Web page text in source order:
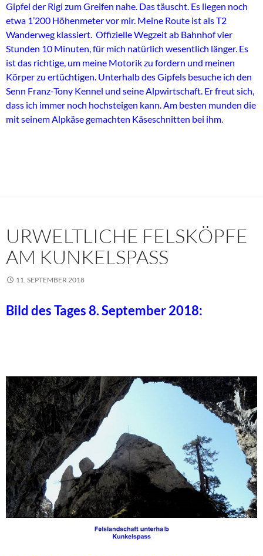
Gipfel der Rigi zum Greifen nahe. Das täuscht. Es liegen noch
etwa 1’200 Höhenmeter vor mir. Meine Route ist als T2
Wanderweg klassiert. Offizielle Wegzeit ab Bahnhof vier
Stunden 10 Minuten, für mich natürlich wesentlich länger. Es
ist das richtige, um meine Motorik zu fordern und meinen
Körper zu ertüchtigen. Unterhalb des Gipfels besuche ich den
Senn Franz-Tony Kennel und seine Alpwirtschaft. Er freut sich,
dass ich immer noch hochsteigen kann. Am besten munden die
mit seinem Alpkäse gemachten Käseschnitten bei ihm.
URWELTLICHE FELSKÖPFE
AM KUNKELSPASS
11. SEPTEMBER 2018
Bild des Tages 8. September 2018: